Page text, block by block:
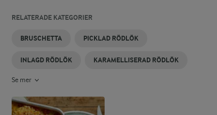
RELATERADE KATEGORIER
BRUSCHETTA PICKLAD RÖDLÖK
INLAGD RÖDLÖK KARAMELLISERAD RÖDLÖK
Se mer